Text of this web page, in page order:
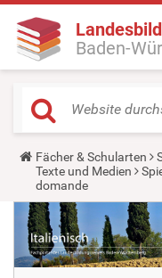
Baden-
Y
o
u
a
r
e
h
e
r
Fächer & Schularten
Texte und Medien
domande